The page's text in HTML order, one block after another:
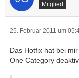
Mitglied
25. Februar 2011 um
Das Hotfix hat bei
One Category